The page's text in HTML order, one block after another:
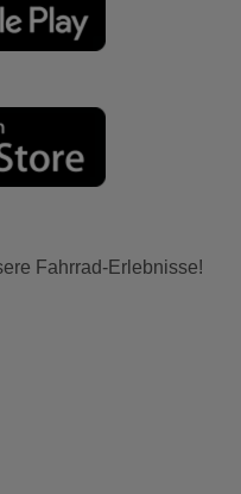
Fahrrad-Erlebnisse!